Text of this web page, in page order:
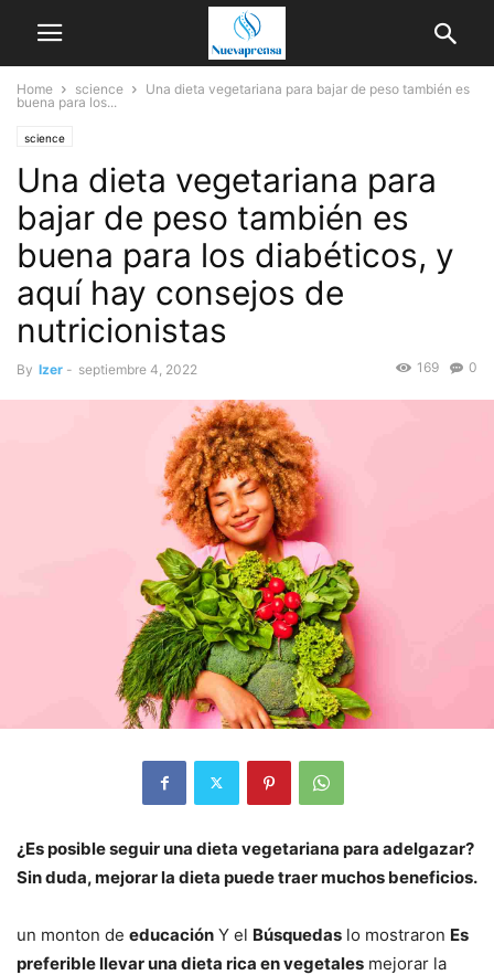
Home science
Una dieta vegetariana para bajar de peso también es
buena para los...
science
Una dieta vegetariana para
bajar de peso también es
buena para los diabéticos, y
aquí hay consejos de
nutricionistas
By Izer - septiembre 4, 2022 0
169
¿Es posible seguir una dieta vegetariana para adelgazar?
Sin duda, mejorar la dieta puede traer muchos beneficios.
un monton de educación Y el Búsquedas lo mostraron Es
preferible llevar una dieta rica en vegetales mejorar la